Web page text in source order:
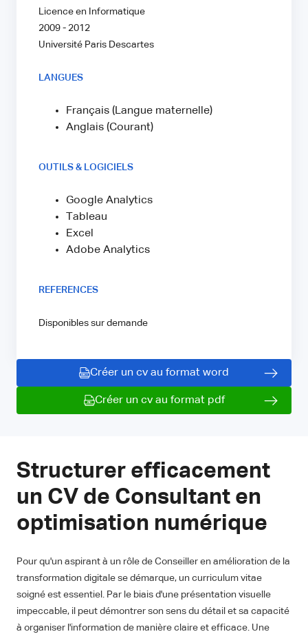
Licence en Informatique
2009 - 2012
Université Paris Descartes
LANGUES
Français (Langue maternelle)
Anglais (Courant)
OUTILS & LOGICIELS
Google Analytics
Tableau
Excel
Adobe Analytics
REFERENCES
Disponibles sur demande
Créer un cv au format word
Créer un cv au format pdf
Structurer efficacement
un CV de Consultant en
optimisation numérique
Pour qu'un aspirant à un rôle de Conseiller en amélioration de la
transformation digitale se démarque, un curriculum vitae
soigné est essentiel. Par le biais d'une présentation visuelle
impeccable, il peut démontrer son sens du détail et sa capacité
à organiser l'information de manière claire et efficace. Une